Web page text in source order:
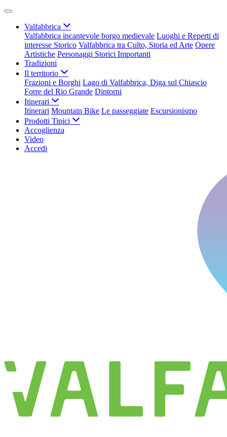
Valfabbrica
Valfabbrica incantevole borgo medievale Luoghi e Reperti di
interesse Storico Valfabbrica tra Culto, Storia ed Arte Opere
Artistiche Personaggi Storici Importanti
Tradizioni
Il territorio
Frazioni e Borghi Lago di Valfabbrica, Diga sul Chiascio
Forre del Rio Grande Dintorni
Itinerari
Itinerari Mountain Bike Le passeggiate Escursionismo
Prodotti Tipici
Accoglienza
Video
Accedi